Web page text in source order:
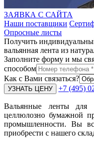
ЗАЯВКА С САЙТА
Наши поставщики
Опросные листы
Получить
вальянная лента из
Заполните форму и мы
способом
Как с Вами связаться?
+7 (495)
Вальянные ленты для
целлюлозно бумажной
промышленности. Вы
приобрести с нашего